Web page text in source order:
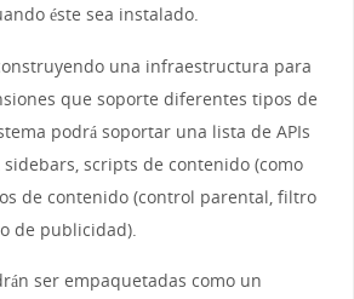
éste sea instalado.
una infraestructura para
que soporte diferentes tipos de
podrá soportar una lista de APIs
scripts de contenido (como
de contenido (control parental, filtro
de publicidad).
ser empaquetadas como un